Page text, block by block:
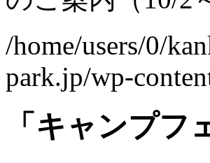
/home/users/0/
park.jp/wp-
「キャンプフ